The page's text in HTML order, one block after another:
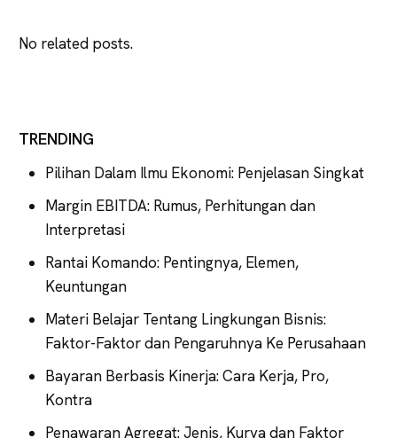
No related posts.
TRENDING
Pilihan Dalam Ilmu Ekonomi: Penjelasan Singkat
Margin EBITDA: Rumus, Perhitungan dan
Interpretasi
Rantai Komando: Pentingnya, Elemen,
Keuntungan
Materi Belajar Tentang Lingkungan Bisnis:
Faktor-Faktor dan Pengaruhnya Ke Perusahaan
Bayaran Berbasis Kinerja: Cara Kerja, Pro,
Kontra
Penawaran Agregat: Jenis, Kurva dan Faktor